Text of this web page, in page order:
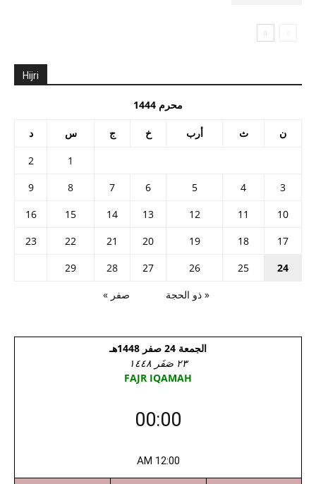
Hijri
محرم 1444
ن ث أرب خ ج س د
« ذو الحجة صفر »
1
2
3
4
5
6
7
8
9
10
11
12
13
14
15
16
17
18
19
20
21
22
23
24
25
26
27
28
29
الجمعة 24 صفر 1448هـ
٢٣ صَفَر ١٤٤٨
FAJR IQAMAH
00:00
12:00 AM